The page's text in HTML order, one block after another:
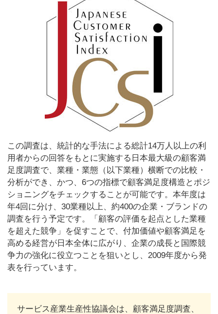
この調査は、統計的な手法による総計14万人以上の利
用者からの回答をもとに実施する日本最大級の顧客満
足度調査で、業種・業態（以下業種）横断での比較・
分析ができ、かつ、6つの指標で顧客満足度構造とポジ
ショニングをチェックすることが可能です。本年度は
年4回に分け、30業種以上、約400の企業・ブランドの
調査を行う予定です。「顧客の評価を起点とした業種
を超えた競争」を促すことで、付加価値や顧客満足を
高める経営が日本全体に広がり、企業の成長と国際競
争力の強化に役立つことを狙いとし、2009年度から発
表を行っています。
サービス産業生産性協議会は、顧客満足度調査、